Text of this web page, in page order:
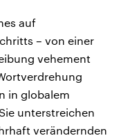
auf
– von einer
vehement
in globalem
unterstreichen
verändernden